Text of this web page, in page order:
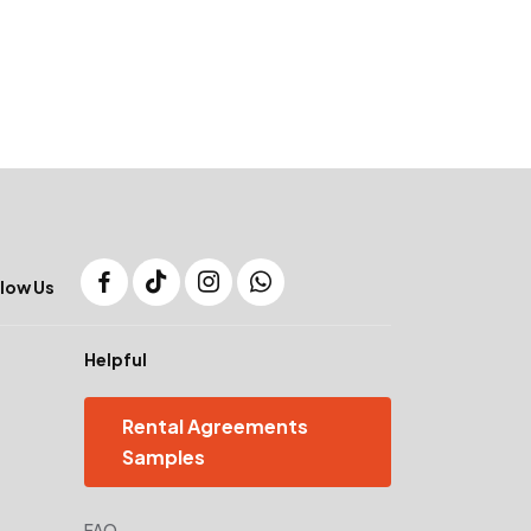
Us
Helpful
Rental Agreements
Samples